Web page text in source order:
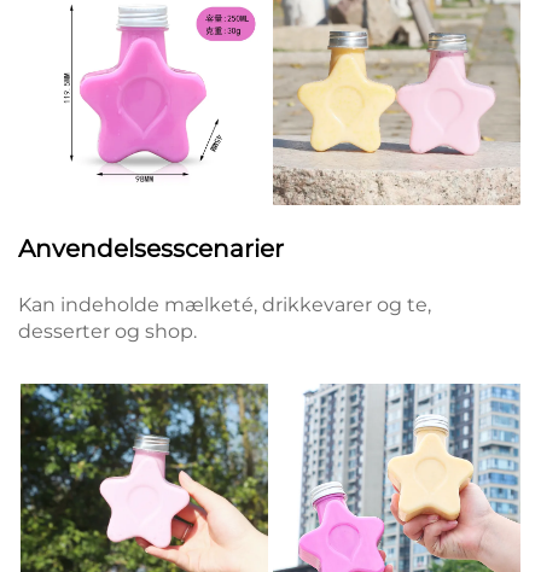
Anvendelsesscenarier
Kan indeholde mælketé, drikkevarer og te,
desserter og shop.